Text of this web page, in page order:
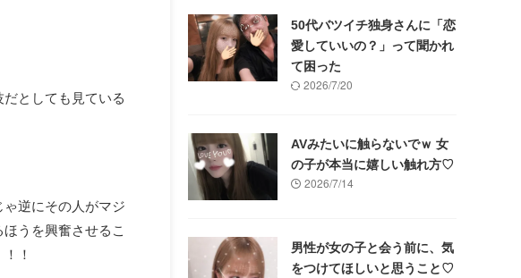
としても見ている
逆にその人がマジ
うを興奮させるこ
！
50代バツイチ独身さんに「恋
愛していいの？」って聞かれ
て困った
2026/7/20
AVみたいに触らないでｗ 女
の子が本当に嬉しい触れ方♡
2026/7/14
男性が女の子と会う前に、気
をつけてほしいと思うこと♡